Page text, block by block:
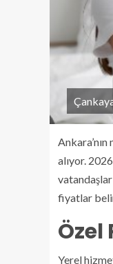
alıyor.
fiyatlar
Özel
Yerel